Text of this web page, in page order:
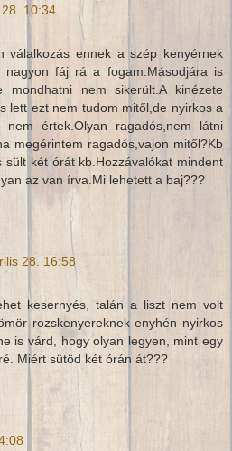
10:34
válalkozás ennek a szép kenyérnek
nagyon fáj rá a fogam.Másodjára is
mondhatni nem sikerült.A kinézete
lett ezt nem tudom mitől,de nyirkos a
nem értek.Olyan ragadós,nem látni
megérintem ragadós,vajon mitől?Kb
sült két órát kb.Hozzávalókat mindent
az van írva.Mi lehetett a baj???
28. 16:58
kesernyés, talán a liszt nem volt
rozskenyereknek enyhén nyirkos
is várd, hogy olyan legyen, mint egy
Miért sütöd két órán át???